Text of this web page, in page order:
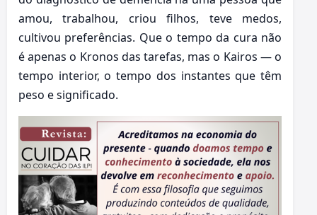
amou, trabalhou, criou filhos, teve medos,
cultivou preferências. Que o tempo da cura não
é apenas o Kronos das tarefas, mas o Kairos — o
tempo interior, o tempo dos instantes que têm
peso e significado.